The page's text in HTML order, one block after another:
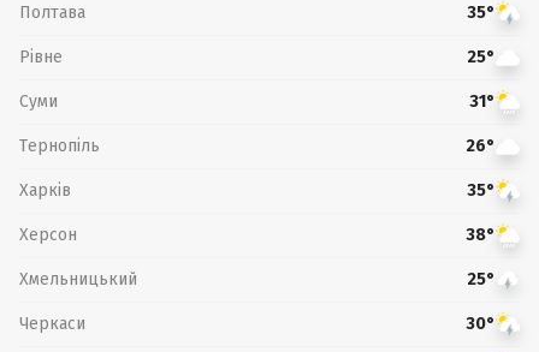
Полтава 35°
Рівне 25°
Суми 31°
Тернопіль 26°
Харків 35°
Херсон 38°
Хмельницький 25°
Черкаси 30°